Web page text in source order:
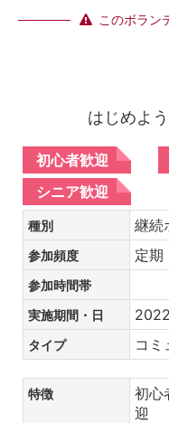
このボラン
はじめよ
初心者歓迎
シニア歓迎
種別 継続
参加頻度 定期
参加時間帯
実施期間・日
タイプ コミ
特徴
初
迎